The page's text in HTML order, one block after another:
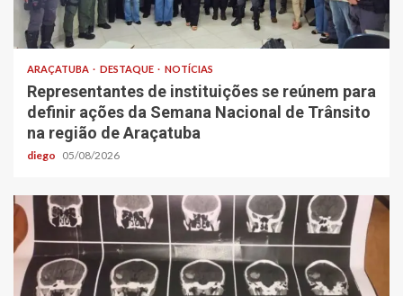
ARAÇATUBA DESTAQUE NOTÍCIAS
Representantes de instituições se reúnem para
definir ações da Semana Nacional de Trânsito
na região de Araçatuba
diego 05/08/2026